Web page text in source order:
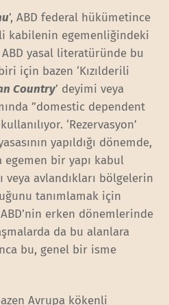
’, ABD federal hükümetince
kabilenin egemenliğindeki
yasal literatüründe bu
için bazen ‘Kızılderili
Country’ deyimi veya
”domestic dependent
‘Rezervasyon’
yapıldığı dönemde,
egemen bir yapı kabul
veya avlandıkları bölgelerin
tanımlamak için
erken dönemlerinde
da bu alanlara
bu, genel bir isme
Avrupa kökenli